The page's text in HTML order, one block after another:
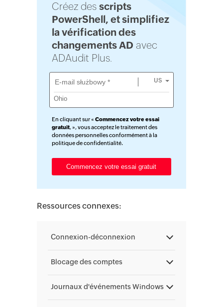
Créez des scripts
PowerShell, et simplifiez
la vérification des
changements AD avec
ADAudit Plus.
US
En cliquant sur « Commencez votre essai
gratuit, », vous acceptez le traitement des
données personnelles conformément à la
politique de confidentialité.
Ressources connexes:
Connexion-déconnexion
Blocage des comptes
Journaux d'événements Windows